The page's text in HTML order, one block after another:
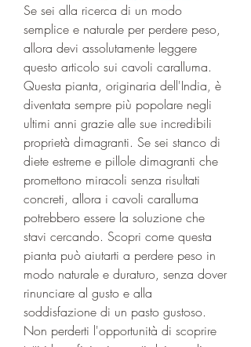
Se sei alla ricerca di un modo
semplice e naturale per perdere peso,
allora devi assolutamente leggere
questo articolo sui cavoli caralluma.
Questa pianta, originaria dell'India, è
diventata sempre più popolare negli
ultimi anni grazie alle sue incredibili
proprietà dimagranti. Se sei stanco di
diete estreme e pillole dimagranti che
promettono miracoli senza risultati
concreti, allora i cavoli caralluma
potrebbero essere la soluzione che
stavi cercando. Scopri come questa
pianta può aiutarti a perdere peso in
modo naturale e duraturo, senza dover
rinunciare al gusto e alla
soddisfazione di un pasto gustoso.
Non perderti l'opportunità di scoprire